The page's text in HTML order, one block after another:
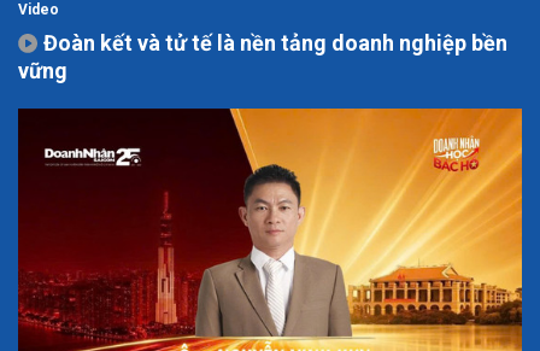
Video
Đoàn kết và tử tế là nền tảng doanh nghiệp bền
vững